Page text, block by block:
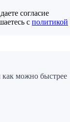
согласие
c политикой
можно быстрее